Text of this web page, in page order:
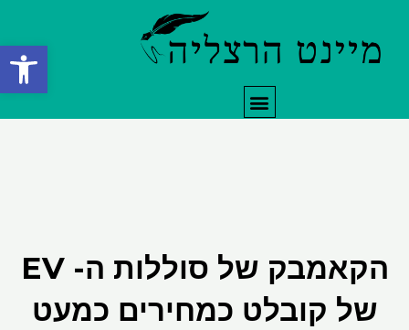
פתח
תפריט
הקאמבק של סוללות ה- EV
של קובלט כמחירים כמעט